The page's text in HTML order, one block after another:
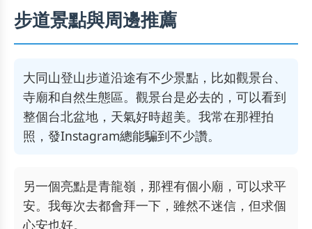
步道景點與周邊推薦
大同山登山步道沿途有不少景點，比如觀景台、
寺廟和自然生態區。觀景台是必去的，可以看到
整個台北盆地，天氣好時超美。我常在那裡拍
照，發Instagram總能騙到不少讚。
另一個亮點是青龍嶺，那裡有個小廟，可以求平
安。我每次去都會拜一下，雖然不迷信，但求個
心安也好。